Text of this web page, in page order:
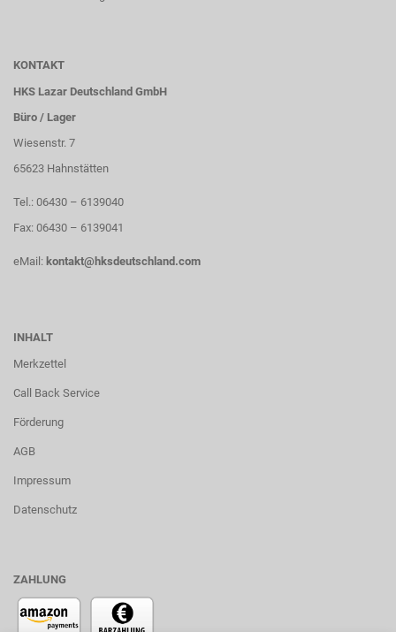
KONTAKT
HKS Lazar Deutschland GmbH
Büro / Lager
Wiesenstr. 7
65623 Hahnstätten
Tel.: 06430 – 6139040
Fax: 06430 – 6139041
eMail: kontakt@hksdeutschland.com
INHALT
Merkzettel
Call Back Service
Förderung
AGB
Impressum
Datenschutz
ZAHLUNG